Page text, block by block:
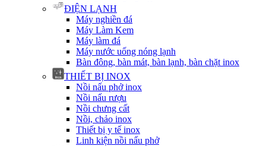
ĐIỆN LẠNH
Máy nghiền đá
Máy Làm Kem
Máy làm đá
Máy nước uống nóng lạnh
Bàn đông, bàn mát, bàn lạnh, bàn chặt inox
THIẾT BỊ INOX
Nồi nấu phở inox
Nồi nấu rượu
Nồi chưng cất
Nồi, chảo inox
Thiết bị y tế inox
Linh kiện nồi nấu phở